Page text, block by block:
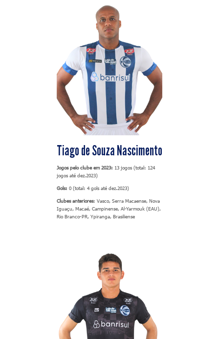
Tiago de Souza Nascimento
Jogos pelo clube em 2023: 13 jogos (total: 124
jogos até dez.2023)
Gols: 0 (total: 4 gols até dez.2023)
Clubes anteriores: Vasco, Serra Macaense, Nova
Iguaçu, Macaé, Campinense, Al-Yarmouk (EAU),
Rio Branco-PR, Ypiranga, Brasiliense